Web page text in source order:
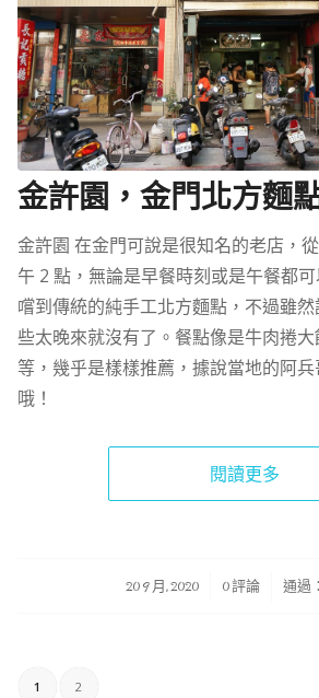
金許園，金門北方麵
金許園 在金門可說是很知名的老店，
午 2 點，無論是早餐時刻或是午餐都
嚐到傳統的純手工北方麵點，不過雖
些太晚來就沒有了。餐點像是牛肉捲
等，幾乎是樣樣推薦，據說當地的阿
哦！
閱讀更多
20 9 月, 2020
/ 0 評論 通過：
1 2